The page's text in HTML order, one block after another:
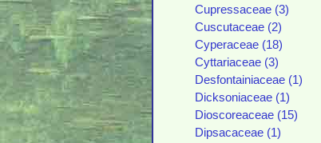
Cupressaceae (3)
Cuscutaceae (2)
Cyperaceae (18)
Cyttariaceae (3)
Desfontainiaceae (1)
Dicksoniaceae (1)
Dioscoreaceae (15)
Dipsacaceae (1)